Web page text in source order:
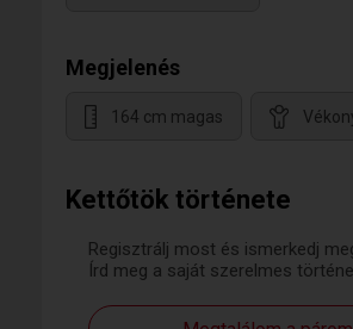
Kettőtök története
Regisztrálj most és ismerkedj
Írd meg a saját szerelmes
Megjelenés
164 cm magas